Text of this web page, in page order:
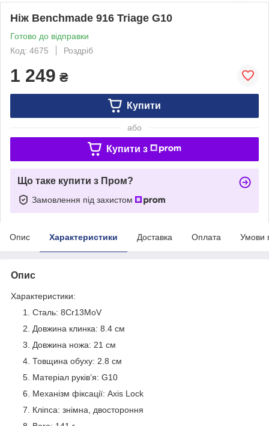
Ніж Benchmade 916 Triage G10
Готово до відправки
Код: 4675
Роздріб
1 249 ₴
Купити
або
Купити з
Що таке купити з Пром?
Замовлення під захистом
Опис Характеристики Доставка Оплата Умови
Опис
Характеристики:
Сталь: 8Cr13MoV
Довжина клинка: 8.4 см
Довжина ножа: 21 см
Товщина обуху: 2.8 см
Матеріал руків’я: G10
Механізм фіксації: Axis Lock
Кліпса: знімна, двостороння